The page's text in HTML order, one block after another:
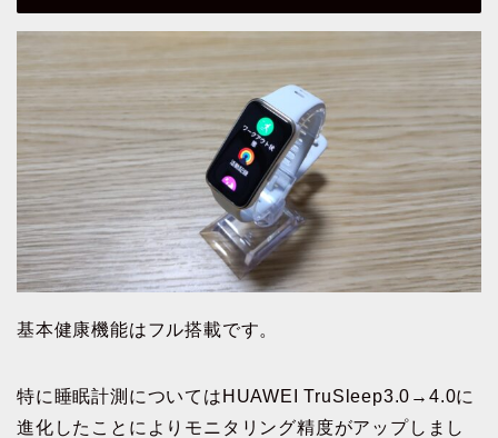
基本健康機能はフル搭載です。
特に睡眠計測についてはHUAWEI TruSleep3.0→4.0に
進化したことによりモニタリング精度がアップしまし